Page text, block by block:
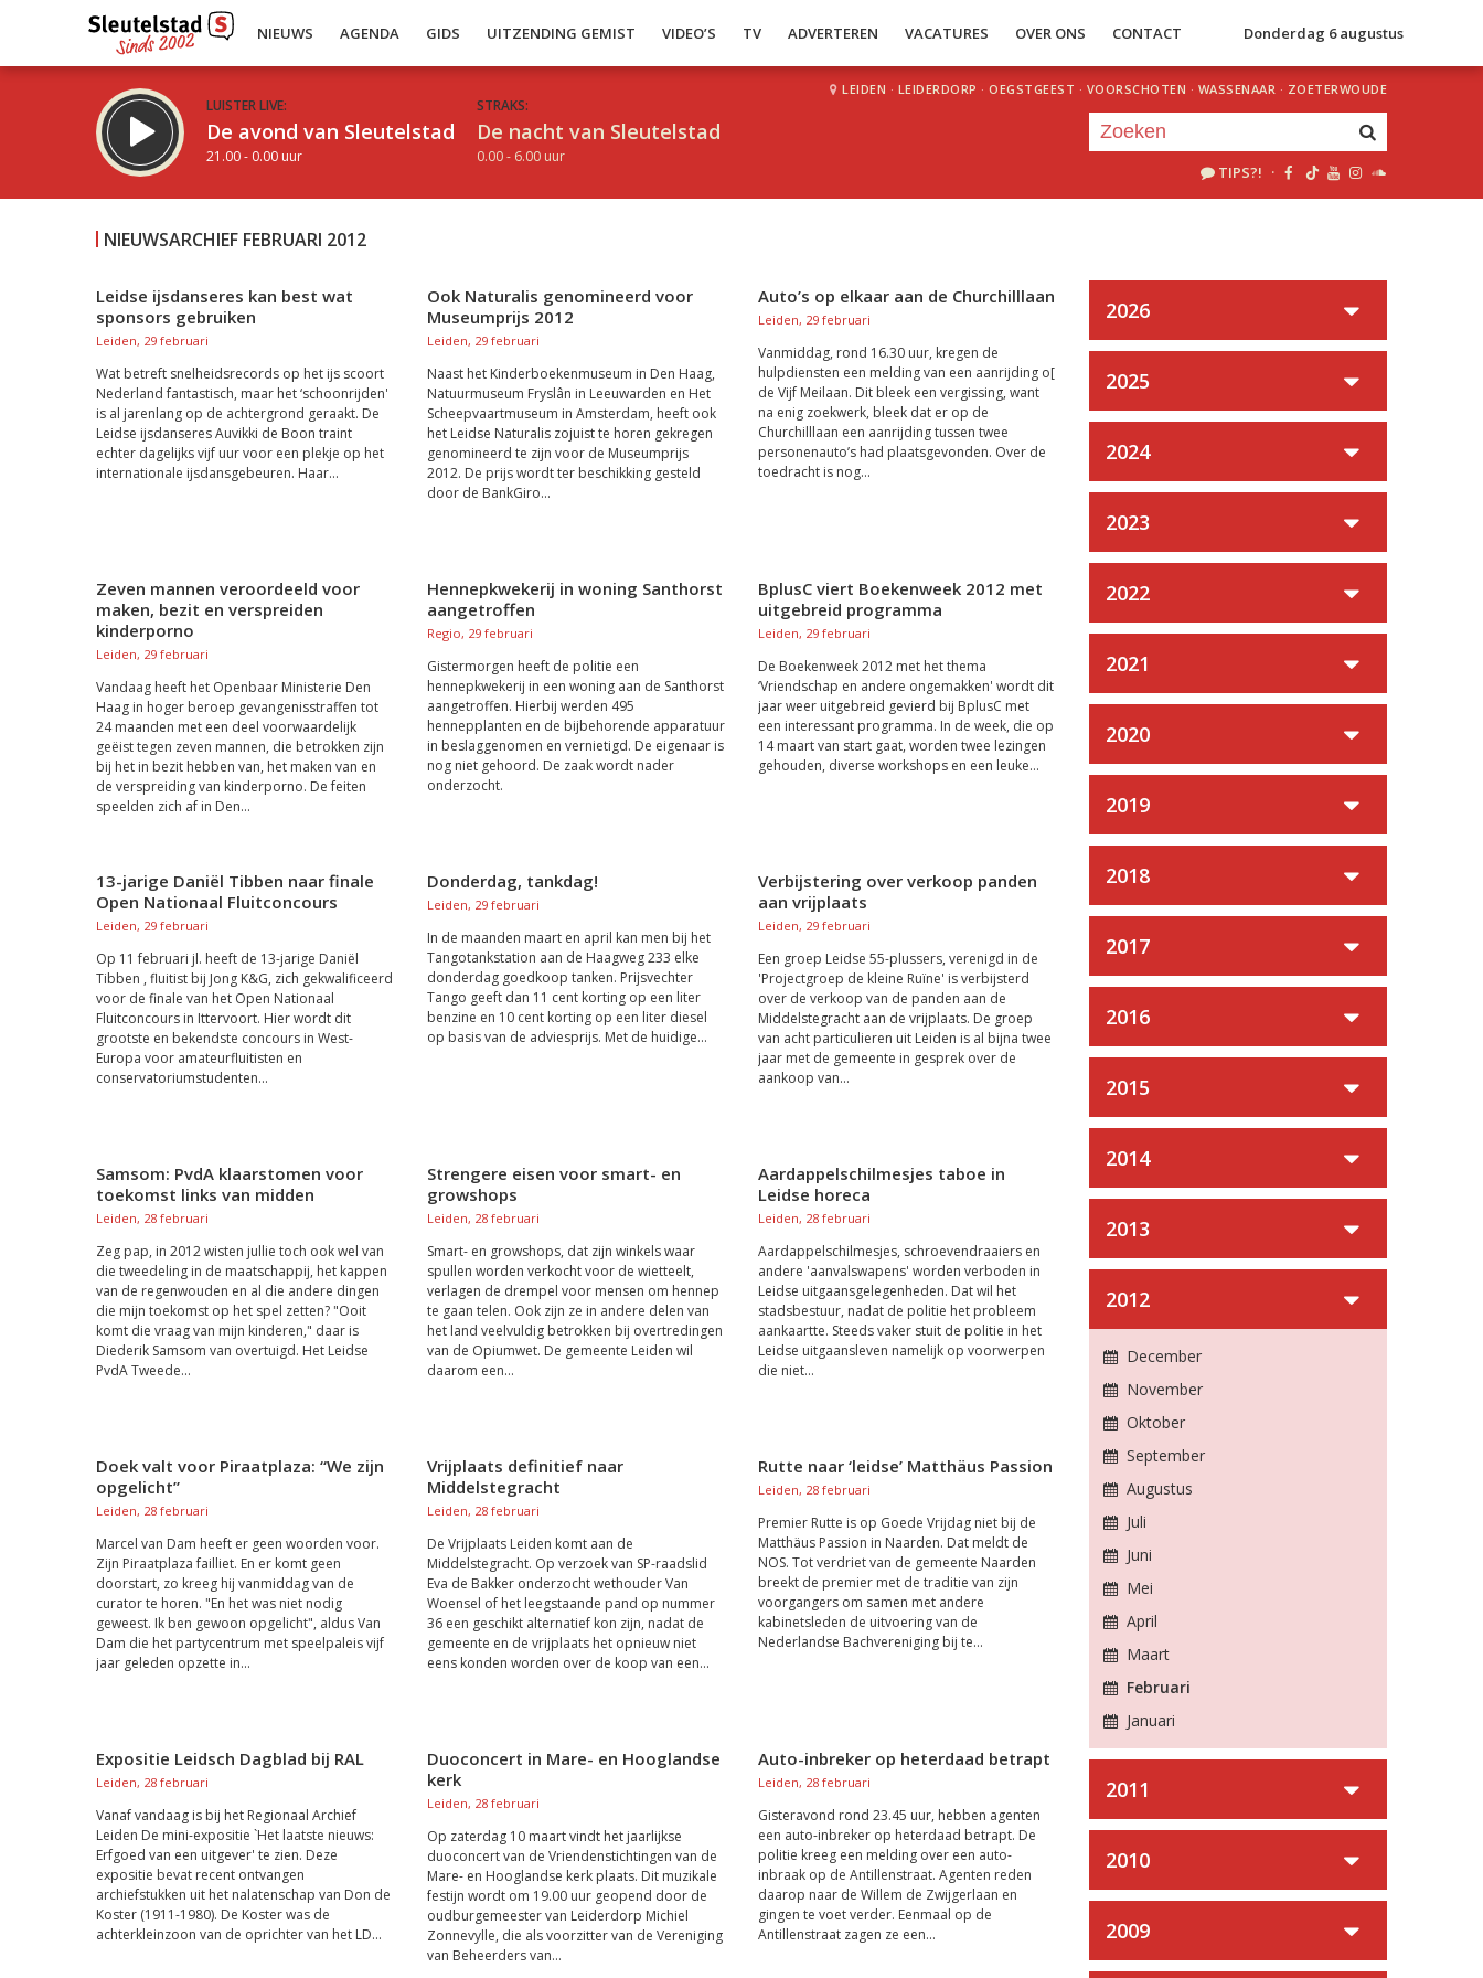
NIEUWS AGENDA GIDS UITZENDING GEMIST VIDEO’S TV ADVERTEREN VACATURES OVER ONS CONTACT Donderdag 6 augustus
LUISTER LIVE:
De avond van Sleutelstad
21.00 - 0.00 uur
STRAKS:
De nacht van Sleutelstad
0.00 - 6.00 uur
LEIDEN · LEIDERDORP · OEGSTGEEST · VOORSCHOTEN · WASSENAAR · ZOETERWOUDE
TIPS?! ·
Inklappen
NIEUWSARCHIEF FEBRUARI 2012
Leidse ijsdanseres kan best wat
sponsors gebruiken
Leiden, 29 februari
Wat betreft snelheidsrecords op het ijs scoort
Nederland fantastisch, maar het ‘schoonrijden'
is al jarenlang op de achtergrond geraakt. De
Leidse ijsdanseres Auvikki de Boon traint
echter dagelijks vijf uur voor een plekje op het
internationale ijsdansgebeuren. Haar...
Ook Naturalis genomineerd voor
Museumprijs 2012
Leiden, 29 februari
Naast het Kinderboekenmuseum in Den Haag,
Natuurmuseum Fryslân in Leeuwarden en Het
Scheepvaartmuseum in Amsterdam, heeft ook
het Leidse Naturalis zojuist te horen gekregen
genomineerd te zijn voor de Museumprijs
2012. De prijs wordt ter beschikking gesteld
door de BankGiro...
Auto’s op elkaar aan de Churchilllaan
Leiden, 29 februari
Vanmiddag, rond 16.30 uur, kregen de
hulpdiensten een melding van een aanrijding o[
de Vijf Meilaan. Dit bleek een vergissing, want
na enig zoekwerk, bleek dat er op de
Churchilllaan een aanrijding tussen twee
personenauto’s had plaatsgevonden. Over de
toedracht is nog...
Zeven mannen veroordeeld voor
maken, bezit en verspreiden
kinderporno
Leiden, 29 februari
Vandaag heeft het Openbaar Ministerie Den
Haag in hoger beroep gevangenisstraffen tot
24 maanden met een deel voorwaardelijk
geëist tegen zeven mannen, die betrokken zijn
bij het in bezit hebben van, het maken van en
de verspreiding van kinderporno. De feiten
speelden zich af in Den...
Hennepkwekerij in woning Santhorst
aangetroffen
Regio, 29 februari
Gistermorgen heeft de politie een
hennepkwekerij in een woning aan de Santhorst
aangetroffen. Hierbij werden 495
hennepplanten en de bijbehorende apparatuur
in beslaggenomen en vernietigd. De eigenaar is
nog niet gehoord. De zaak wordt nader
onderzocht.
BplusC viert Boekenweek 2012 met
uitgebreid programma
Leiden, 29 februari
De Boekenweek 2012 met het thema
‘Vriendschap en andere ongemakken' wordt dit
jaar weer uitgebreid gevierd bij BplusC met
een interessant programma. In de week, die op
14 maart van start gaat, worden twee lezingen
gehouden, diverse workshops en een leuke...
13-jarige Daniël Tibben naar finale
Open Nationaal Fluitconcours
Leiden, 29 februari
Op 11 februari jl. heeft de 13-jarige Daniël
Tibben , fluitist bij Jong K&G, zich gekwalificeerd
voor de finale van het Open Nationaal
Fluitconcours in Ittervoort. Hier wordt dit
grootste en bekendste concours in West-
Europa voor amateurfluitisten en
conservatoriumstudenten...
Donderdag, tankdag!
Leiden, 29 februari
In de maanden maart en april kan men bij het
Tangotankstation aan de Haagweg 233 elke
donderdag goedkoop tanken. Prijsvechter
Tango geeft dan 11 cent korting op een liter
benzine en 10 cent korting op een liter diesel
op basis van de adviesprijs. Met de huidige...
Verbijstering over verkoop panden
aan vrijplaats
Leiden, 29 februari
Een groep Leidse 55-plussers, verenigd in de
'Projectgroep de kleine Ruïne' is verbijsterd
over de verkoop van de panden aan de
Middelstegracht aan de vrijplaats. De groep
van acht particulieren uit Leiden is al bijna twee
jaar met de gemeente in gesprek over de
aankoop van...
Samsom: PvdA klaarstomen voor
toekomst links van midden
Leiden, 28 februari
Zeg pap, in 2012 wisten jullie toch ook wel van
die tweedeling in de maatschappij, het kappen
van de regenwouden en al die andere dingen
die mijn toekomst op het spel zetten? "Ooit
komt die vraag van mijn kinderen," daar is
Diederik Samsom van overtuigd. Het Leidse
PvdA Tweede...
Strengere eisen voor smart- en
growshops
Leiden, 28 februari
Smart- en growshops, dat zijn winkels waar
spullen worden verkocht voor de wietteelt,
verlagen de drempel voor mensen om hennep
te gaan telen. Ook zijn ze in andere delen van
het land veelvuldig betrokken bij overtredingen
van de Opiumwet. De gemeente Leiden wil
daarom een...
Aardappelschilmesjes taboe in
Leidse horeca
Leiden, 28 februari
Aardappelschilmesjes, schroevendraaiers en
andere 'aanvalswapens' worden verboden in
Leidse uitgaansgelegenheden. Dat wil het
stadsbestuur, nadat de politie het probleem
aankaartte. Steeds vaker stuit de politie in het
Leidse uitgaansleven namelijk op voorwerpen
die niet...
Doek valt voor Piraatplaza: “We zijn
opgelicht”
Leiden, 28 februari
Marcel van Dam heeft er geen woorden voor.
Zijn Piraatplaza failliet. En er komt geen
doorstart, zo kreeg hij vanmiddag van de
curator te horen. "En het was niet nodig
geweest. Ik ben gewoon opgelicht", aldus Van
Dam die het partycentrum met speelpaleis vijf
jaar geleden opzette in...
Vrijplaats definitief naar
Middelstegracht
Leiden, 28 februari
De Vrijplaats Leiden komt aan de
Middelstegracht. Op verzoek van SP-raadslid
Eva de Bakker onderzocht wethouder Van
Woensel of het leegstaande pand op nummer
36 een geschikt alternatief kon zijn, nadat de
gemeente en de vrijplaats het opnieuw niet
eens konden worden over de koop van een...
Rutte naar ‘leidse’ Matthäus Passion
Leiden, 28 februari
Premier Rutte is op Goede Vrijdag niet bij de
Matthäus Passion in Naarden. Dat meldt de
NOS. Tot verdriet van de gemeente Naarden
breekt de premier met de traditie van zijn
voorgangers om samen met andere
kabinetsleden de uitvoering van de
Nederlandse Bachvereniging bij te...
Expositie Leidsch Dagblad bij RAL
Leiden, 28 februari
Vanaf vandaag is bij het Regionaal Archief
Leiden De mini-expositie `Het laatste nieuws:
Erfgoed van een uitgever' te zien. Deze
expositie bevat recent ontvangen
archiefstukken uit het nalatenschap van Don de
Koster (1911-1980). De Koster was de
achterkleinzoon van de oprichter van het LD...
Duoconcert in Mare- en Hooglandse
kerk
Leiden, 28 februari
Op zaterdag 10 maart vindt het jaarlijkse
duoconcert van de Vriendenstichtingen van de
Mare- en Hooglandse kerk plaats. Dit muzikale
festijn wordt om 19.00 uur geopend door de
oudburgemeester van Leiderdorp Michiel
Zonnevylle, die als voorzitter van de Vereniging
van Beheerders van...
Auto-inbreker op heterdaad betrapt
Leiden, 28 februari
Gisteravond rond 23.45 uur, hebben agenten
een auto-inbreker op heterdaad betrapt. De
politie kreeg een melding over een auto-
inbraak op de Antillenstraat. Agenten reden
daarop naar de Willem de Zwijgerlaan en
gingen te voet verder. Eenmaal op de
Antillenstraat zagen ze een...
2026
2025
2024
2023
2022
2021
2020
2019
2018
2017
2016
2015
2014
2013
2012
December
November
Oktober
September
Augustus
Juli
Juni
Mei
April
Maart
Februari
Januari
2011
2010
2009